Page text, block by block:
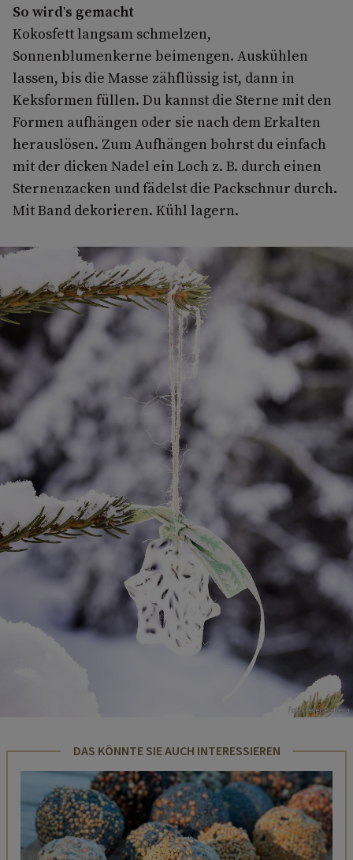
So wird's gemacht
Kokosfett langsam schmelzen,
Sonnenblumenkerne beimengen. Auskühlen
lassen, bis die Masse zähflüssig ist, dann in
Keksformen füllen. Du kannst die Sterne mit den
Formen aufhängen oder sie nach dem Erkalten
herauslösen. Zum Aufhängen bohrst du einfach
mit der dicken Nadel ein Loch z. B. durch einen
Sternenzacken und fädelst die Packschnur durch.
Mit Band dekorieren. Kühl lagern.
Foto: Peter Podpera
DAS KÖNNTE SIE AUCH INTERESSIEREN